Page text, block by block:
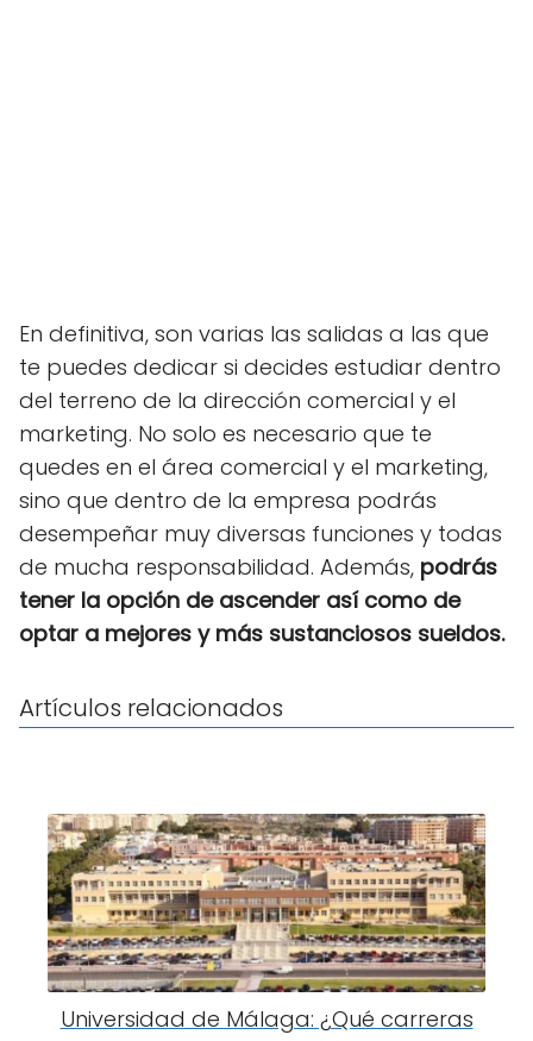
En definitiva, son varias las salidas a las que
te puedes dedicar si decides estudiar dentro
del terreno de la dirección comercial y el
marketing. No solo es necesario que te
quedes en el área comercial y el marketing,
sino que dentro de la empresa podrás
desempeñar muy diversas funciones y todas
de mucha responsabilidad. Además, podrás
tener la opción de ascender así como de
optar a mejores y más sustanciosos sueldos.
Artículos relacionados
Universidad de Málaga: ¿Qué carreras